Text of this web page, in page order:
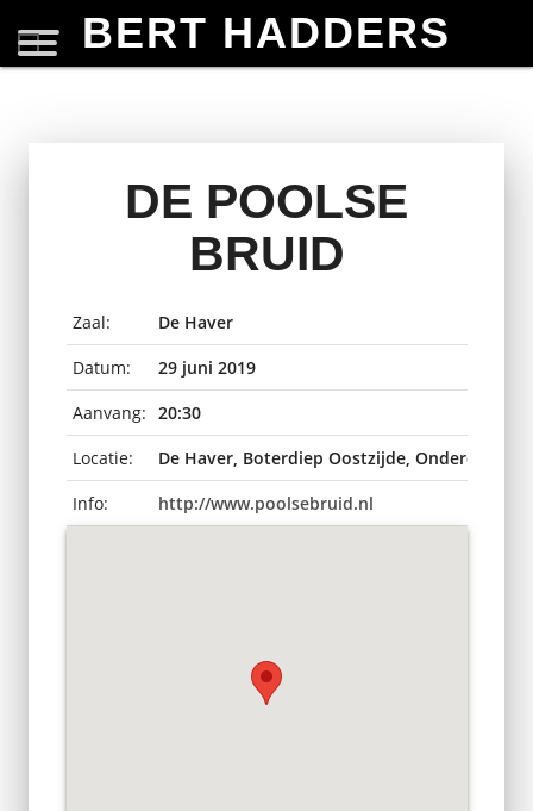
BERT HADDERS
DE POOLSE
BRUID
Zaal:
De Haver
Datum:
29 juni 2019
Aanvang: 20:30
Locatie:
De Haver, Boterdiep Oostzijde,
Info:
http://www.poolsebruid.nl